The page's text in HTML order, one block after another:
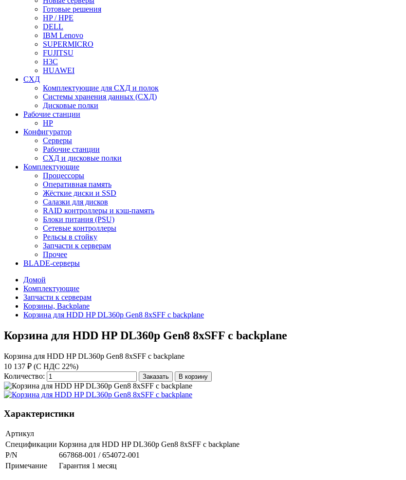
Готовые решения
HP / HPE
DELL
IBM Lenovo
SUPERMICRO
FUJITSU
H3C
HUAWEI
СХД
Комплектующие для СХД и полок
Системы хранения данных (СХД)
Дисковые полки
Рабочие станции
HP
Конфигуратор
Серверы
Рабочие станции
СХД и дисковые полки
Комплектующие
Процессоры
Оперативная память
Жёсткие диски и SSD
Салазки для дисков
RAID контроллеры и кэш-память
Блоки питания (PSU)
Сетевые контроллеры
Рельсы в стойку
Запчасти к серверам
Прочее
BLADE-серверы
Домой
Комплектующие
Запчасти к серверам
Корзины, Backplane
Корзина для HDD HP DL360p Gen8 8xSFF с backplane
Корзина для HDD HP DL360p Gen8 8xSFF с backplane
Корзина для HDD HP DL360p Gen8 8xSFF с backplane
10 137 ₽ (С НДС 22%)
Количество:
Заказать В корзину
Характеристики
Артикул
Спецификации Корзина для HDD HP DL360p Gen8 8xSFF с backplane
P/N
667868-001 / 654072-001
Примечание
Гарантия 1 месяц